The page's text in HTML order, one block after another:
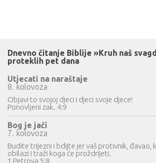
Dnevno čitanje Biblije »Kruh naš
proteklih pet dana
Utjecati na naraštaje
8. kolovoza
Objavi to svojoj djeci i djeci svoje djece!
Ponovljeni zak. 4:9
Bog je jači
7. kolovoza
Budite trijezni i bdijte jer vaš protivnik, đavao,
obilazi i traži koga će proždrijeti.
1 Petrova 5:8